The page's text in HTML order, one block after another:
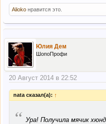
Alioko нравится это.
Юлия Дем
ШопоПрофи
20 Август 2014 в 22:52
nata сказал(а): ↑
“ Ура! Получила мячик